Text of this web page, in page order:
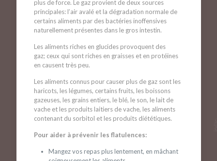
plus de force. Le gaz provient de deux sources
principales: l’air avalé et la dégradation normale de
certains aliments par des bactéries inoffensives
naturellement présentes dans le gros intestin.
Les aliments riches en glucides provoquent des
gaz; ceux qui sont riches en graisses et en protéines
en causent très peu.
Les aliments connus pour causer plus de gaz sont les
haricots, les légumes, certains fruits, les boissons
gazeuses, les grains entiers, le blé, le son, le lait de
vache et les produits laitiers de vache, les aliments
contenant du sorbitol et les produits diététiques.
Pour aider à prévenir les flatulences:
Mangez vos repas plus lentement, en mâchant